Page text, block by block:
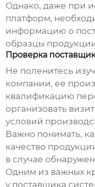
Однако, даже при
платформ,
информацию о
образцы
Проверка
Не поленитесь
компании, ее
квалификацию
организовать
условий
Важно понимать,
качество
в случае
Одним из важных
у поставщика